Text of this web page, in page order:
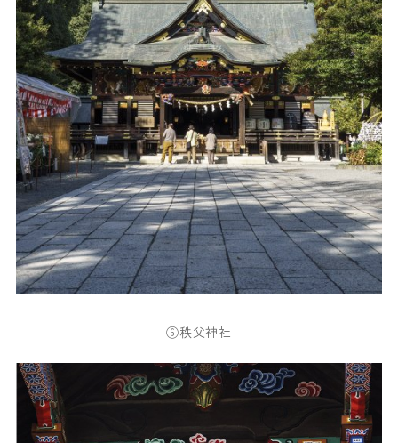
⑥秩父神社